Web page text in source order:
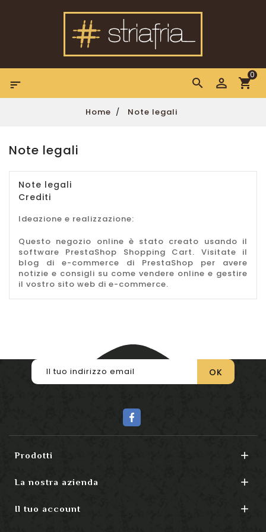
0

Home Note legali
Note legali
Note legali
Crediti
Ideazione e realizzazione:
Questo negozio online è stato creato usando il
software PrestaShop Shopping Cart. Visitate il
blog di e-commerce di PrestaShop per avere
notizie e consigli su come vendere online e gestire
il vostro sito web di e-commerce.
Prodotti 
La nostra azienda 
Il tuo account 